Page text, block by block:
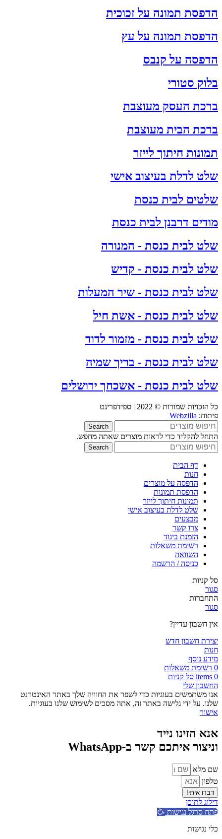
הדפסת תמונה על זכוכית
הדפסת תמונה על עץ
הדפסה על קנבס
בלוק סטורי
ברכת העסק מעוצבת
ברכת הבית מעוצבת
תמונות חיתוך לייזר
שלט לדלת בעיצוב אישי
שלטים לבית כנסת
מודים דרבנן לבית כנסת
שלט לבית כנסת - המנורה
שלט לבית כנסת - קדיש
שלט לבית כנסת - שיר המעלות
שלט לבית כנסת - אשת חיל
שלט לבית כנסת - מזמור לדוד
שלט לבית כנסת - בריך שמיה
שלט לבית כנסת - אשכחך ירושלים
כל הזכויות שמורות © 2022 | ספידפרינט
פיתוח: Webzilla
Search
התחל להקליד כדי לראות מוצרים שאתה מחפש.
Search
דף הבית
חנות
הדפסה על מוצרים
הדפסת תמונות
תמונות חיתוך לייזר
שלט לדלת בעיצוב אישי
מבצעים
צרו קשר
הזמנת ביגוד
רשימת משאלות
השוואה
כניסה / הרשמה
סל קניות
סגור
התחברות
סגור
אין חשבון עדיין?
יצירת חשבון חדש
חנות
מידע נוסף
0 רשימת משאלות
0
items סל קניות
החשבון שלי
אנו משתמשים בעוגיות כדי לשפר את החוויה שלך באתר האינטרנט
שלנו. על ידי גלישה באתר זה, אתה מסכים לשימוש שלנו בעוגיות.
אישור
אנא הזינו נייד
וניצור איתכם קשר ב-WhatsApp
שם מלא
טלפון
דברו איתי!
דילוג לתוכן
פתח סרגל נגישות
כלי נגישות